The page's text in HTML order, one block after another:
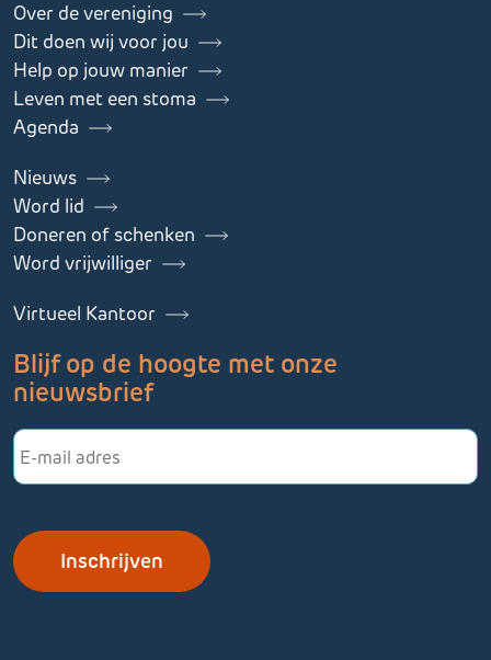
Over de vereniging
Dit doen wij voor jou
Help op jouw manier
Leven met een stoma
Agenda
Nieuws
Word lid
Doneren of schenken
Word vrijwilliger
Virtueel Kantoor
Blijf op de hoogte met onze
nieuwsbrief
E-
mailadres